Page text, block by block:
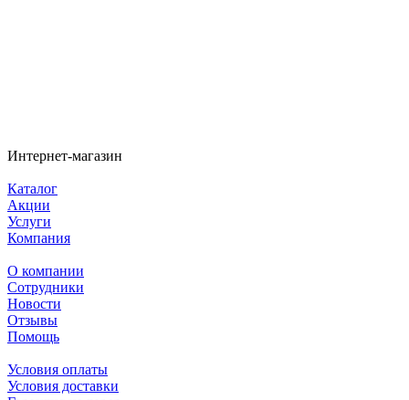
Интернет-магазин
Каталог
Акции
Услуги
Компания
О компании
Сотрудники
Новости
Отзывы
Помощь
Условия оплаты
Условия доставки